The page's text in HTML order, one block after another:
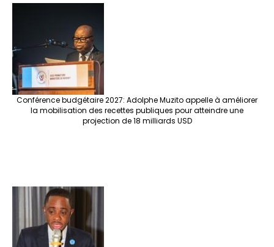
Conférence budgétaire 2027: Adolphe Muzito appelle à améliorer
la mobilisation des recettes publiques pour atteindre une
projection de 18 milliards USD